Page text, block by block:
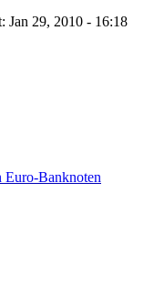
Jan 29, 2010 - 16:18
Euro-Banknoten